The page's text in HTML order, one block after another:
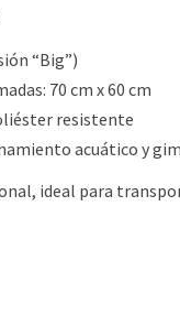
“Big”)
70 cm x 60 cm
resistente
acuático y
ideal para